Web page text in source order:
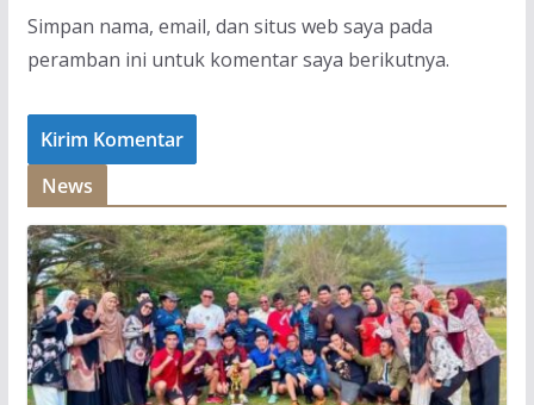
Simpan nama, email, dan situs web saya pada
peramban ini untuk komentar saya berikutnya.
News